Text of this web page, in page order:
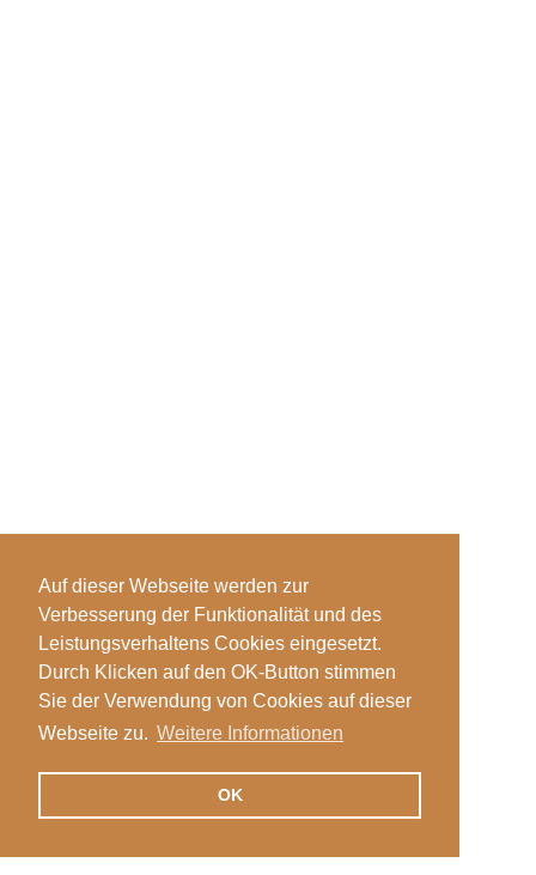
Auf dieser Webseite werden zur
Verbesserung der Funktionalität und des
Leistungsverhaltens Cookies eingesetzt.
Durch Klicken auf den OK-Button stimmen
Sie der Verwendung von Cookies auf dieser
Webseite zu. Weitere Informationen
OK